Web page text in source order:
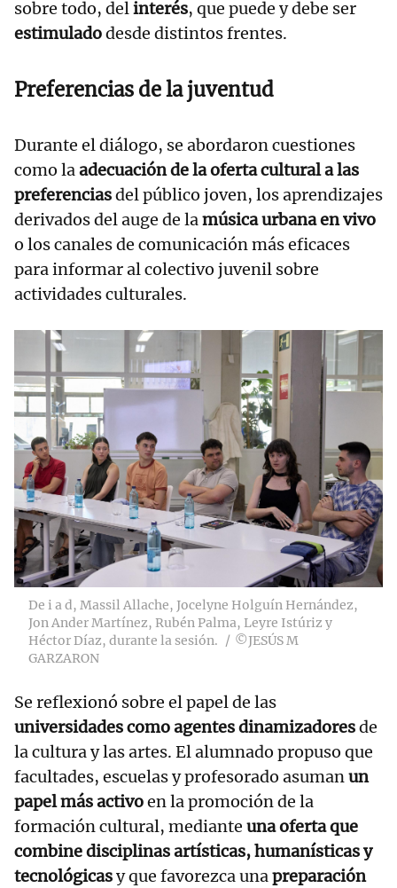
sobre todo, delinterés, que puede y debe ser
estimuladodesde distintos frentes.
Preferencias de la juventud
Durante el diálogo, se abordaron cuestiones
como laadecuación de la oferta cultural a las
preferenciasdel público joven, los aprendizajes
derivados del auge de lamúsica urbana en vivo
o los canales de comunicación más eficaces
para informar al colectivo juvenil sobre
actividades culturales.
De i a d, Massil Allache, Jocelyne Holguín Hernández,
Jon Ander Martínez, Rubén Palma, Leyre Istúriz y
Héctor Díaz, durante la sesión.
©JESÚS M
GARZARON
Se reflexionó sobre el papel de las
universidades como agentes dinamizadoresde
la cultura y las artes. El alumnado propuso que
facultades, escuelas y profesorado asumanun
papel más activoen la promoción de la
formación cultural, mediante una oferta que
combine disciplinas artísticas, humanísticas y
tecnológicasy que favorezca unapreparación